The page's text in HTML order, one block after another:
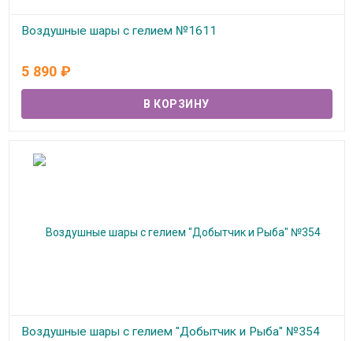
Воздушные шары с гелием №1611
5 890 ₽
Воздушные шары с гелием "Добытчик и Рыба" №354